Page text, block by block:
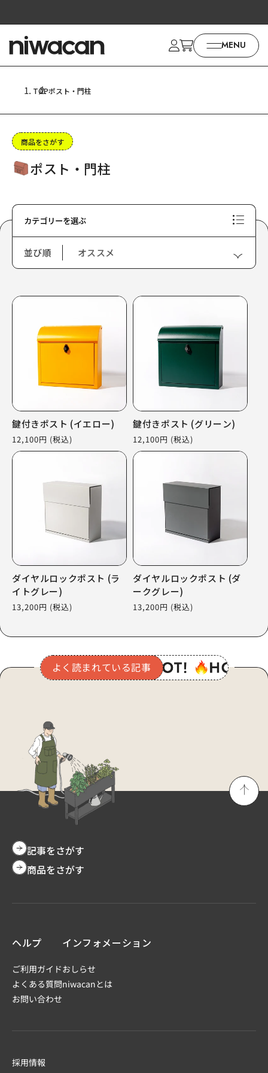
進む
MENU
TOPポスト・門柱
商品をさがす
ポスト・門柱
カテゴリーを選ぶ
並び順
鍵付きポスト (イエロー)
通
常
価
12,100円 (税込)
鍵付きポスト (グリーン)
通
常
価
12,100円 (税込)
ダイヤルロックポスト (ラ
イトグレー)
通
格
13,200円 (税込)
ダイヤルロックポスト (ダ
ークグレー)
通
格
13,200円 (税込)
よく読まれている記事
記事をさがす
商品をさがす
ヘルプ
ご利用ガイド
よくある質問
お問い合わせ
インフォメーション
おしらせ
niwacanとは
採用情報